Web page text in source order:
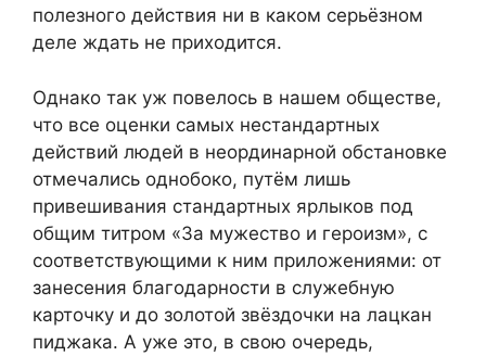
полезного действия ни в каком серьёзном
деле ждать не приходится.
Однако так уж повелось в нашем обществе,
что все оценки самых нестандартных
действий людей в неординарной обстановке
отмечались однобоко, путём лишь
привешивания стандартных ярлыков под
общим титром «За мужество и героизм», с
соответствующими к ним приложениями: от
занесения благодарности в служебную
карточку и до золотой звёздочки на лацкан
пиджака. А уже это, в свою очередь,